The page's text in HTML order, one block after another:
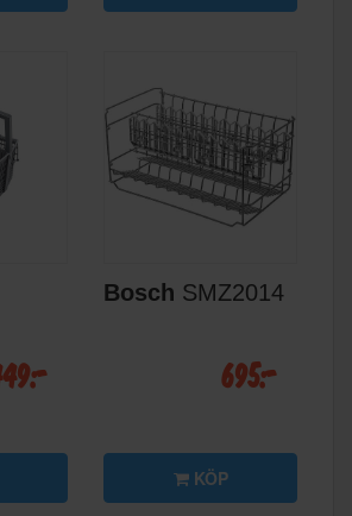
Bosch SMZ2014
695:-
KÖP